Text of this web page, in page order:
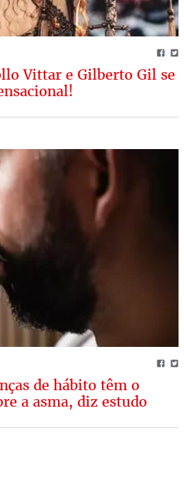
Vittar e Gilberto Gil se
de hábito têm o
a asma, diz estudo